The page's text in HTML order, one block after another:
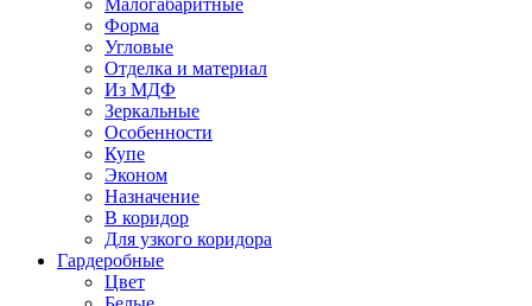
Малогабаритные
Форма
Угловые
Отделка и материал
Из МДФ
Зеркальные
Особенности
Купе
Эконом
Назначение
В коридор
Для узкого коридора
Гардеробные
Цвет